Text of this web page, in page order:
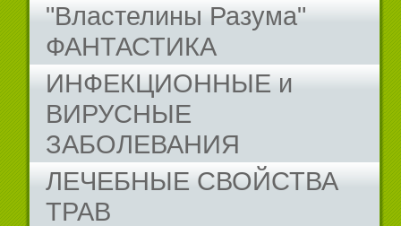
"Властелины Разума"
ФАНТАСТИКА
ИНФЕКЦИОННЫЕ и
ВИРУСНЫЕ
ЗАБОЛЕВАНИЯ
ЛЕЧЕБНЫЕ СВОЙСТВА
ТРАВ